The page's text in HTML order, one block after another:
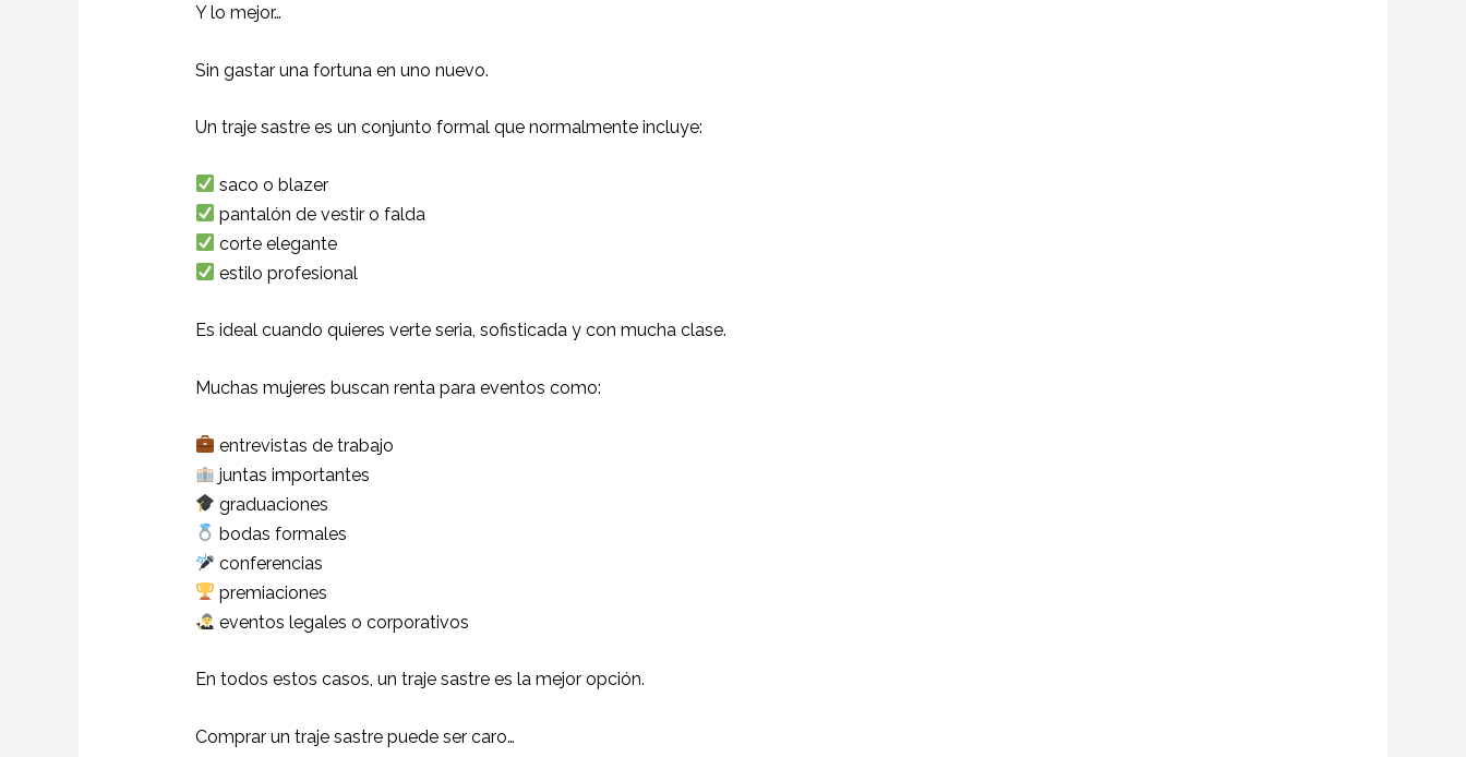
Y lo mejor…
Sin gastar una fortuna en uno nuevo.
Un traje sastre es un conjunto formal que normalmente incluye:
saco o blazer
pantalón de vestir o falda
corte elegante
estilo profesional
Es ideal cuando quieres verte seria, sofisticada y con mucha clase.
Muchas mujeres buscan renta para eventos como:
entrevistas de trabajo
juntas importantes
graduaciones
bodas formales
conferencias
premiaciones
eventos legales o corporativos
En todos estos casos, un traje sastre es la mejor opción.
Comprar un traje sastre puede ser caro…